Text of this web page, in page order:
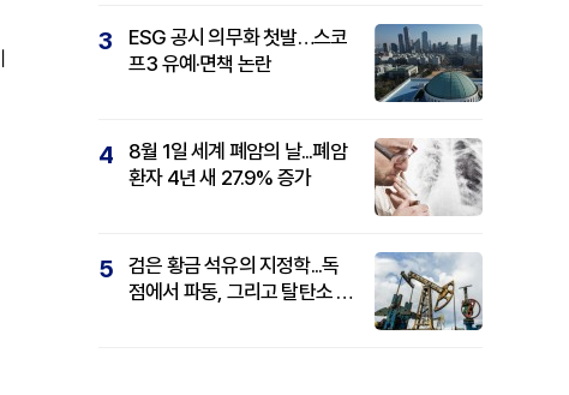
3
ESG 공시 의무화 첫발…스코
프3 유예·면책 논란
4
8월 1일 세계 폐암의 날...폐암
환자 4년 새 27.9% 증가
5
검은 황금 석유의 지정학...독
점에서 파동, 그리고 탈탄소 패